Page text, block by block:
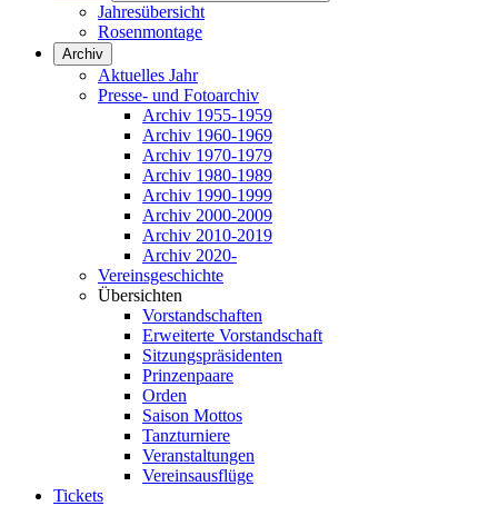
Jahresübersicht
Rosenmontage
Archiv
Aktuelles Jahr
Presse- und Fotoarchiv
Archiv 1955-1959
Archiv 1960-1969
Archiv 1970-1979
Archiv 1980-1989
Archiv 1990-1999
Archiv 2000-2009
Archiv 2010-2019
Archiv 2020-
Vereinsgeschichte
Übersichten
Vorstandschaften
Erweiterte Vorstandschaft
Sitzungspräsidenten
Prinzenpaare
Orden
Saison Mottos
Tanzturniere
Veranstaltungen
Vereinsausflüge
Tickets